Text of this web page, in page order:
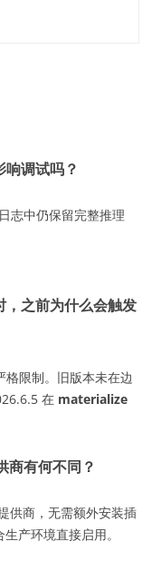
调试吗？
志中仍保留完整推理
之前为什么会触发
限制。旧版本未在边
在 materialize
商有何不同？
供商，无需额外安装插
产环境直接启用。